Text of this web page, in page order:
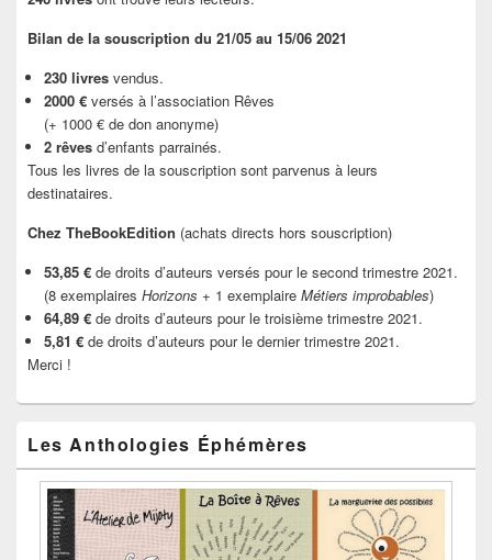
Bilan de la souscription du 21/05 au 15/06 2021
230 livres vendus.
2000 € versés à l’association Rêves
(+ 1000 € de don anonyme)
2 rêves d’enfants parrainés.
Tous les livres de la souscription sont parvenus à leurs
destinataires.
Chez TheBookEdition (achats directs hors souscription)
53,85 € de droits d’auteurs versés pour le second trimestre 2021.
(8 exemplaires Horizons + 1 exemplaire Métiers improbables)
64,89 € de droits d’auteurs pour le troisième trimestre 2021.
5,81 € de droits d’auteurs pour le dernier trimestre 2021.
Merci !
Les Anthologies Éphémères